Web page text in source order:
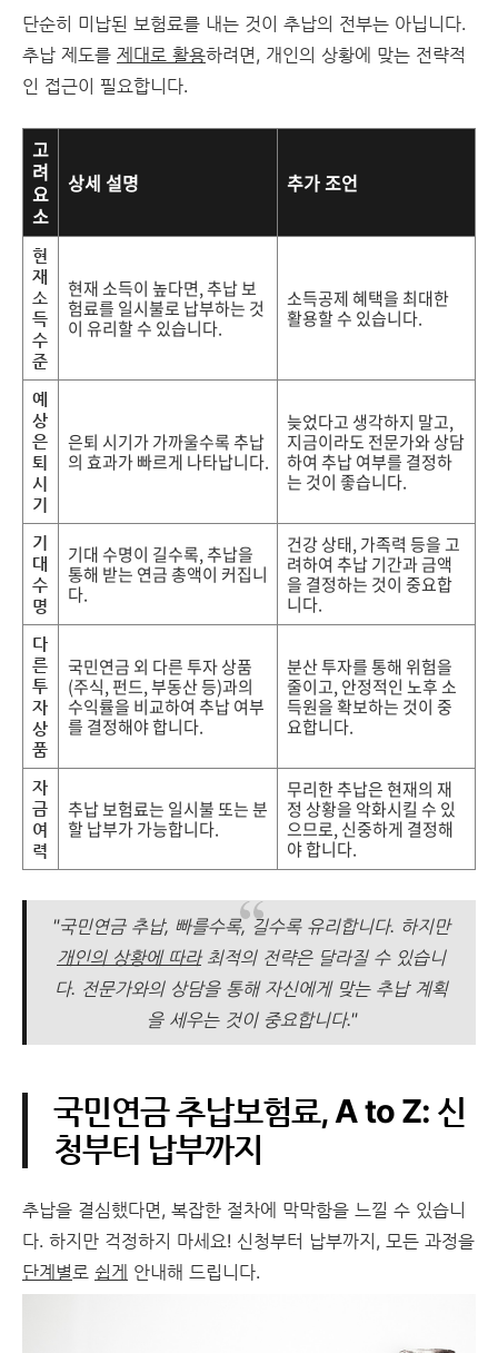
단순히 미납된 보험료를 내는 것이 추납의 전부는 아닙니다.
추납 제도를 제대로 활용하려면, 개인의 상황에 맞는 전략적
인 접근이 필요합니다.
고
려
요
소
상세 설명 추가 조언
현
재
소
득
수
준
현재 소득이 높다면, 추납 보
험료를 일시불로 납부하는 것
이 유리할 수 있습니다.
소득공제 혜택을 최대한
활용할 수 있습니다.
예
상
은
퇴
시
기
은퇴 시기가 가까울수록 추납
의 효과가 빠르게 나타납니다.
늦었다고 생각하지 말고,
지금이라도 전문가와 상담
하여 추납 여부를 결정하
는 것이 좋습니다.
기
대
수
명
기대 수명이 길수록, 추납을
통해 받는 연금 총액이 커집니
다.
건강 상태, 가족력 등을 고
려하여 추납 기간과 금액
을 결정하는 것이 중요합
니다.
다
른
투
자
상
품
국민연금 외 다른 투자 상품
(주식, 펀드, 부동산 등)과의
수익률을 비교하여 추납 여부
를 결정해야 합니다.
분산 투자를 통해 위험을
줄이고, 안정적인 노후 소
득원을 확보하는 것이 중
요합니다.
자
금
여
력
추납 보험료는 일시불 또는 분
할 납부가 가능합니다.
무리한 추납은 현재의 재
정 상황을 악화시킬 수 있
으므로, 신중하게 결정해
야 합니다.
"국민연금 추납, 빠를수록, 길수록 유리합니다. 하지만
개인의 상황에 따라최적의 전략은 달라질 수 있습니
다. 전문가와의 상담을 통해 자신에게 맞는 추납 계획
을 세우는 것이 중요합니다."
국민연금 추납보험료, A to Z: 신
청부터 납부까지
추납을 결심했다면, 복잡한 절차에 막막함을 느낄 수 있습니
다. 하지만 걱정하지 마세요! 신청부터 납부까지, 모든 과정을
단계별로 쉽게 안내해 드립니다.